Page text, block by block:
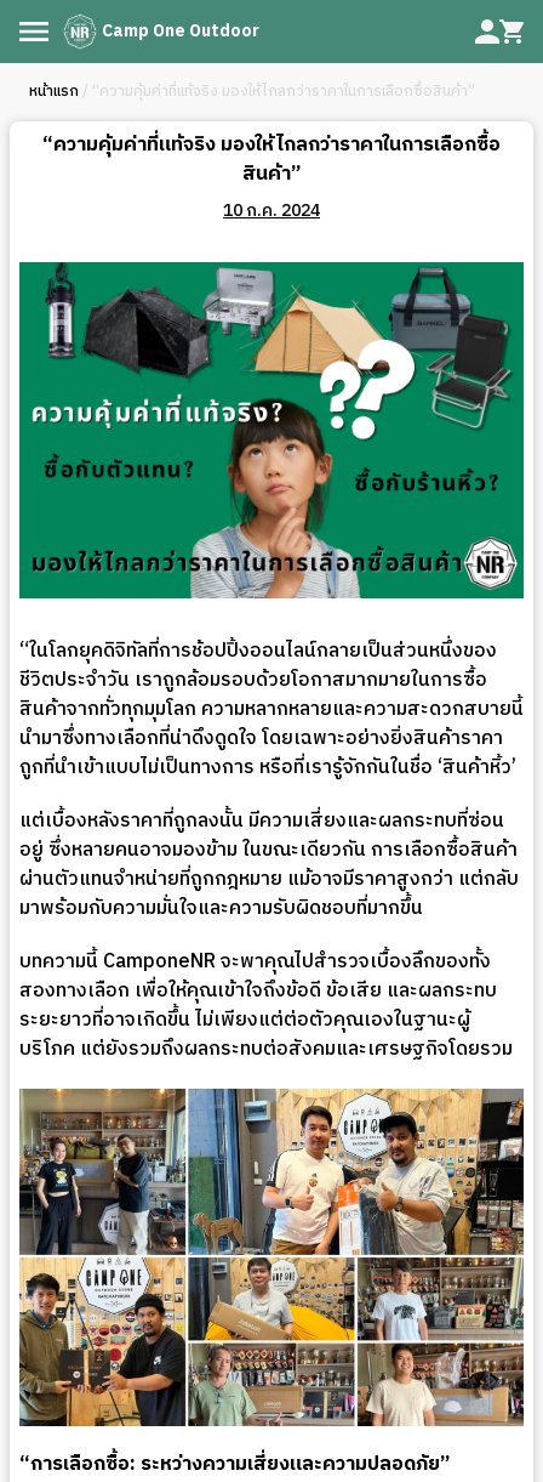
Camp One Outdoor
หน้าแรก / “ความคุ้มค่าที่แท้จริง มองให้ไกลกว่าราคาในการเลือกซื้อสินค้า”
“ความคุ้มค่าที่แท้จริง มองให้ไกลกว่าราคาในการเลือกซื้อ
สินค้า”
10 ก.ค. 2024
“ในโลกยุคดิจิทัลที่การช้อปปิ้งออนไลน์กลายเป็นส่วนหนึ่งของ
ชีวิตประจำวัน เราถูกล้อมรอบด้วยโอกาสมากมายในการซื้อ
สินค้าจากทั่วทุกมุมโลก ความหลากหลายและความสะดวกสบายนี้
นำมาซึ่งทางเลือกที่น่าดึงดูดใจ โดยเฉพาะอย่างยิ่งสินค้าราคา
ถูกที่นำเข้าแบบไม่เป็นทางการ หรือที่เรารู้จักกันในชื่อ ‘สินค้าหิ้ว’
แต่เบื้องหลังราคาที่ถูกลงนั้น มีความเสี่ยงและผลกระทบที่ซ่อน
อยู่ ซึ่งหลายคนอาจมองข้าม ในขณะเดียวกัน การเลือกซื้อสินค้า
ผ่านตัวแทนจำหน่ายที่ถูกกฎหมาย แม้อาจมีราคาสูงกว่า แต่กลับ
มาพร้อมกับความมั่นใจและความรับผิดชอบที่มากขึ้น
บทความนี้ CamponeNR จะพาคุณไปสำรวจเบื้องลึกของทั้ง
สองทางเลือก เพื่อให้คุณเข้าใจถึงข้อดี ข้อเสีย และผลกระทบ
ระยะยาวที่อาจเกิดขึ้น ไม่เพียงแต่ต่อตัวคุณเองในฐานะผู้
บริโภค แต่ยังรวมถึงผลกระทบต่อสังคมและเศรษฐกิจโดยรวม
“การเลือกซื้อ: ระหว่างความเสี่ยงและความปลอดภัย”